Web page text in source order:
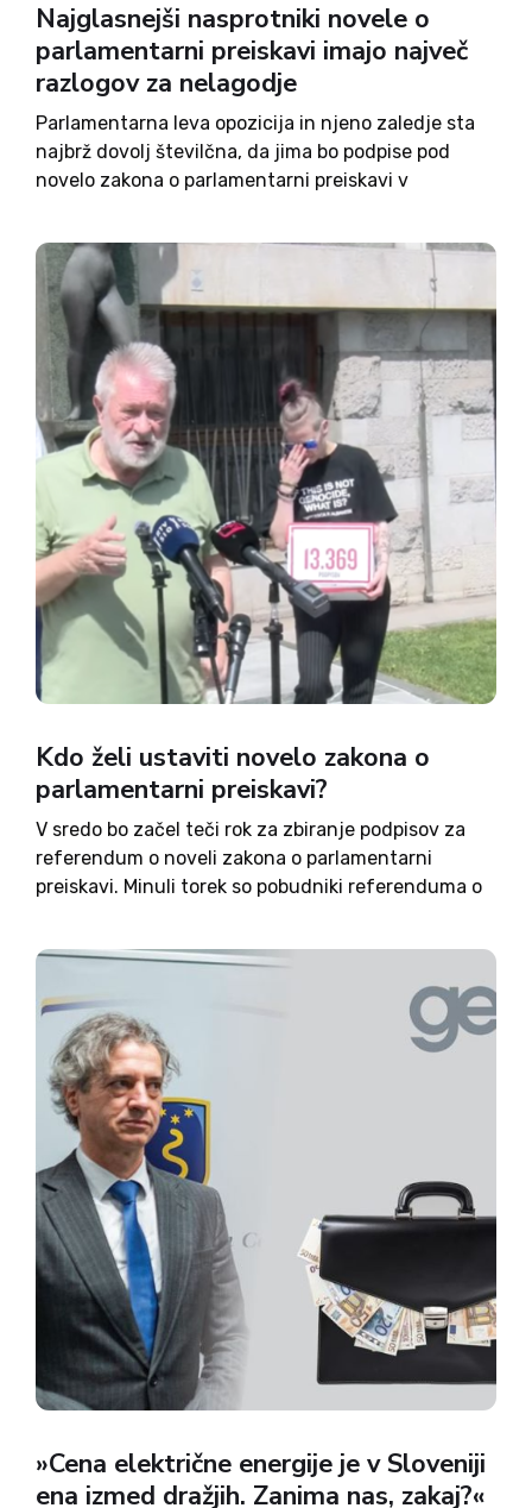
Najglasnejši nasprotniki novele o
parlamentarni preiskavi imajo največ
razlogov za nelagodje
Parlamentarna leva opozicija in njeno zaledje sta
najbrž dovolj številčna, da jima bo podpise pod
novelo zakona o parlamentarni preiskavi v
najbolj bode očitek, s katerim pri zbiranju podpisov
zavajajo morebitne podpisnike...
Kdo želi ustaviti novelo zakona o
parlamentarni preiskavi?
V sredo bo začel teči rok za zbiranje podpisov za
referendum o noveli zakona o parlamentarni
preiskavi. Minuli torek so pobudniki referenduma o
DZ vložili več kot 13.000 podpisov. Po njihovi oceni
»Cena električne energije je v Sloveniji
ena izmed dražjih. Zanima nas, zakaj?«